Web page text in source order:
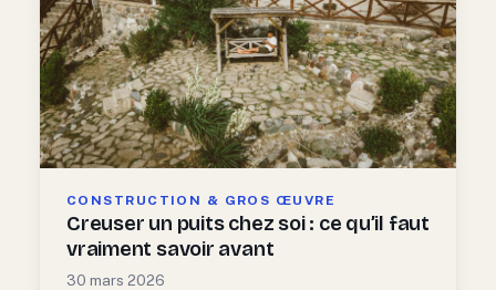
CONSTRUCTION & GROS ŒUVRE
Creuser un puits chez soi : ce qu’il faut
vraiment savoir avant
30 mars 2026